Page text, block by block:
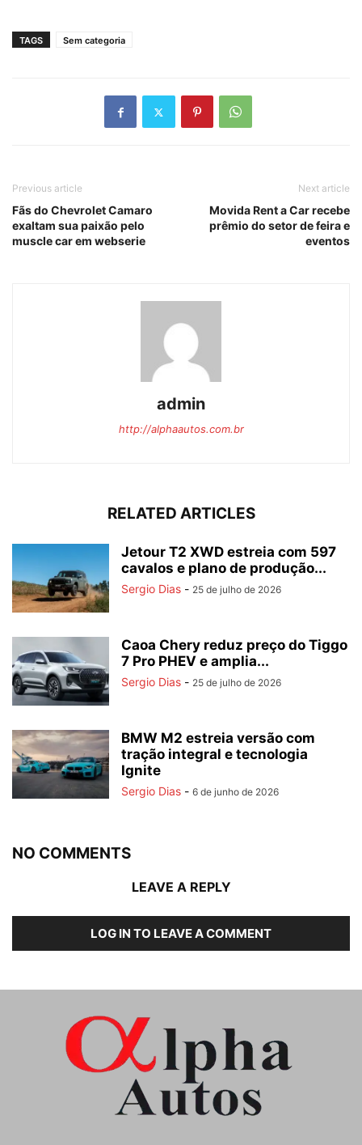
TAGS Sem categoria
Previous article
Fãs do Chevrolet Camaro
exaltam sua paixão pelo
muscle car em webserie
Next article
Movida Rent a Car recebe
prêmio do setor de feira e
eventos
admin
http://alphaautos.com.br
RELATED ARTICLES
Jetour T2 XWD estreia com 597
cavalos e plano de produção...
Sergio Dias - 25 de julho de 2026
Caoa Chery reduz preço do Tiggo
7 Pro PHEV e amplia...
Sergio Dias - 25 de julho de 2026
BMW M2 estreia versão com
tração integral e tecnologia
Ignite
Sergio Dias - 6 de junho de 2026
NO COMMENTS
LEAVE A REPLY
LOG IN TO LEAVE A COMMENT